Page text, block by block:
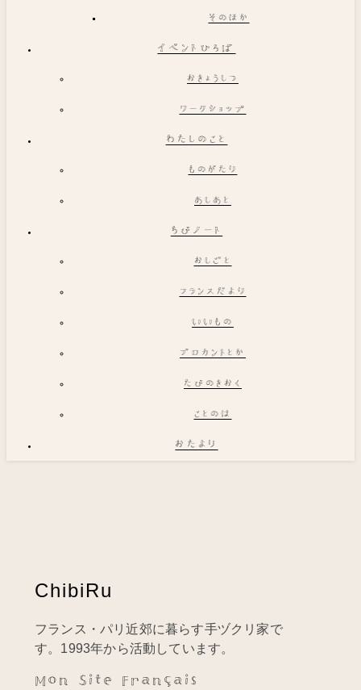
そのほか
イベントひろば
おきょうしつ
ワークショップ
わたしのこと
ものがたり
あしあと
ちびノート
おしごと
フランスだより
いいもの
ブロカントとか
たびのきおく
ことのは
おたより
ChibiRu
フランス・パリ近郊に暮らす手ヅクリ家で
す。1993年から活動しています。
Mon Site Français